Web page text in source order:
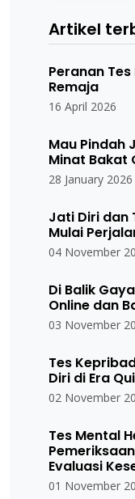
Artikel
Peranan
Remaja
16 April 2026
Mau Pindah
Minat Bakat
28 January 2026
Jati Diri dan
Mulai
04 November
Di Balik
Online dan
03 November
Tes
Diri di Era
02 November
Tes Mental
Evaluasi
01 November